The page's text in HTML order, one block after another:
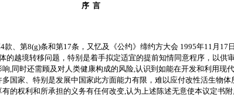
序 言
第8(g)条和第17条，又忆及《公约》缔约方大会 1995年11月
越境转移问题，特别是着手拟定适宜的提前知情同意程序，以
,同时还需顾及对人类健康构成的风险,认识到如能在开发和利用
国家、特别是发展中国家此方面能力有限，难以应付改性活生物
的权利和所承担的义务有任何改变,认为上述陈述无意使本议定书附